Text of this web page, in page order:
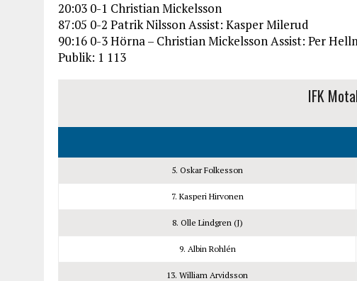
20:03 0-1 Christian Mickelsson
87:05 0-2 Patrik Nilsson Assist: Kasper Milerud
90:16 0-3 Hörna – Christian Mickelsson Assist: Per
Publik: 1 113
IFK
5. Oskar Folkesson
7. Kasperi Hirvonen
8. Olle Lindgren (J)
9. Albin Rohlén
13. William Arvidsson